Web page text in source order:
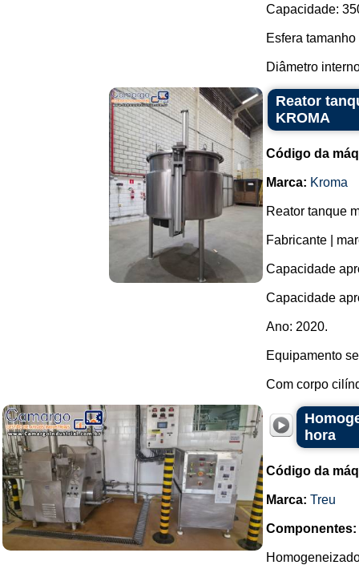
Capacidade:
Esfera
Diâmetro
Reator
KROMA
Código da
Marca: Kroma
Reator tanque
Fabricante |
Capacidade
Capacidade
Ano: 2020.
Equipamento
Com corpo
hora
Código da
Marca: Treu
Componentes: